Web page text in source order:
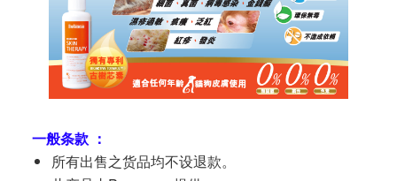
一般条款 ：
所有出售之货品均不设退款。